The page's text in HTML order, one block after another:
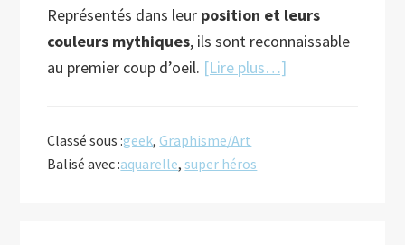
Représentés dans leur position et leurs
couleurs mythiques, ils sont reconnaissable
au premier coup d’oeil. [Lire plus…]
Classé sous :geek, Graphisme/Art
Balisé avec :aquarelle,super héros